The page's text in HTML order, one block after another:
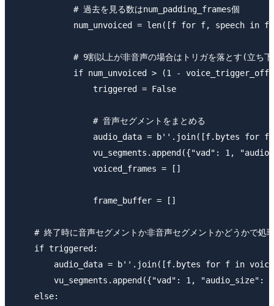
            # 過去を見る数はnum_padding_frames個
num_unvoiced = len([f for f, speech in
# 9割以上が非音声の場合はトリガを落とす(立ち
if num_unvoiced > (1 -
                triggered = False
                # 音声セグメントをまとめる
audio_data = b''.join([f.bytes for f
vu_segments.append({"vad": 1,
                voiced_frames = []
                frame_buffer = []
# 終了時に音声セグメントか非音声セグメントかどうかで処
    if triggered:
audio_data = b''.join([f.bytes for f in
vu_segments.append({"vad": 1, "audio_size":
    else: